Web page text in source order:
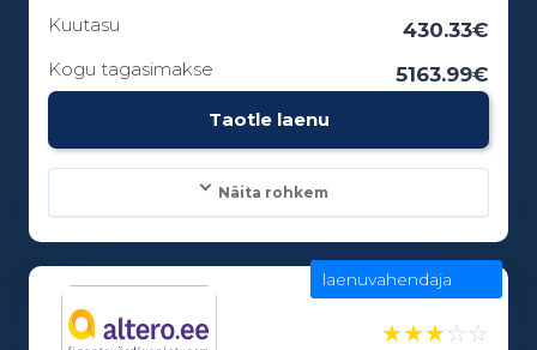
Kuutasu 430.33€
Kogu tagasimakse 5163.99€
Taotle laenu
Näita rohkem
100 - 15000€
★★★☆☆
laenuvahendaja